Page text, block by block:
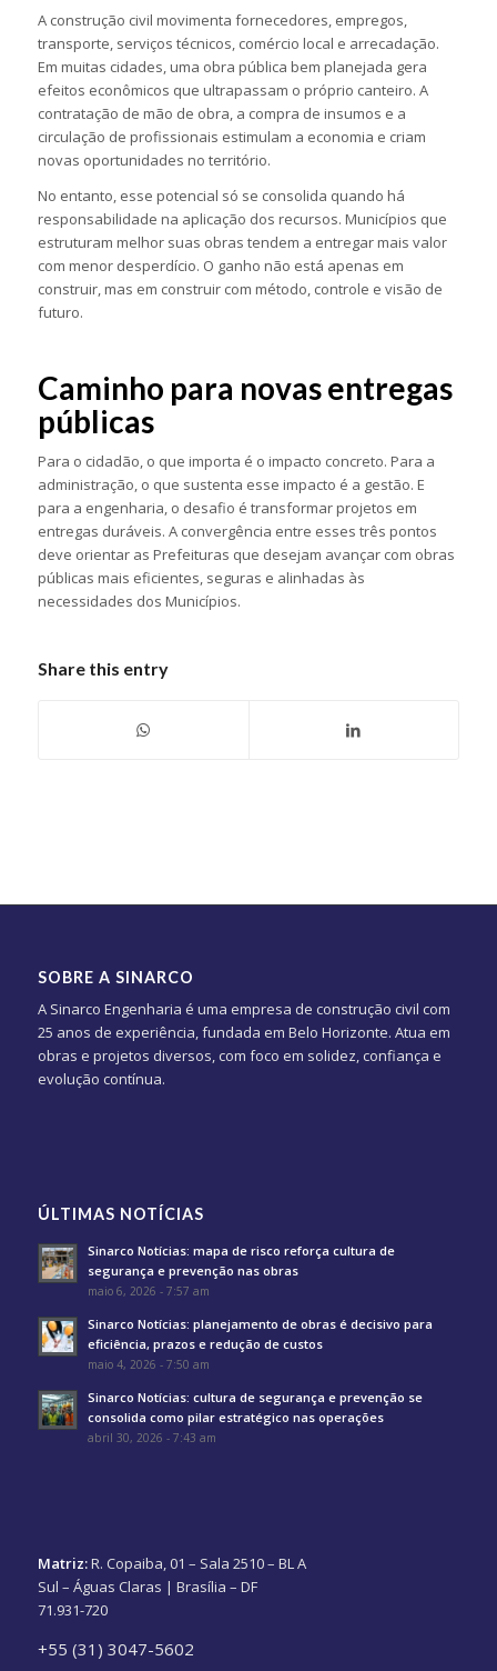
A construção civil movimenta fornecedores, empregos,
transporte, serviços técnicos, comércio local e arrecadação.
Em muitas cidades, uma obra pública bem planejada gera
efeitos econômicos que ultrapassam o próprio canteiro. A
contratação de mão de obra, a compra de insumos e a
circulação de profissionais estimulam a economia e criam
novas oportunidades no território.
No entanto, esse potencial só se consolida quando há
responsabilidade na aplicação dos recursos. Municípios que
estruturam melhor suas obras tendem a entregar mais valor
com menor desperdício. O ganho não está apenas em
construir, mas em construir com método, controle e visão de
futuro.
Caminho para novas entregas
públicas
Para o cidadão, o que importa é o impacto concreto. Para a
administração, o que sustenta esse impacto é a gestão. E
para a engenharia, o desafio é transformar projetos em
entregas duráveis. A convergência entre esses três pontos
deve orientar as Prefeituras que desejam avançar com obras
públicas mais eficientes, seguras e alinhadas às
necessidades dos Municípios.
Share this entry
SOBRE A SINARCO
A Sinarco Engenharia é uma empresa de construção civil com
25 anos de experiência, fundada em Belo Horizonte. Atua em
obras e projetos diversos, com foco em solidez, confiança e
evolução contínua.
ÚLTIMAS NOTÍCIAS
Sinarco Notícias: mapa de risco reforça cultura de
segurança e prevenção nas obras
maio 6, 2026 - 7:57 am
Sinarco Notícias: planejamento de obras é decisivo para
eficiência, prazos e redução de custos
maio 4, 2026 - 7:50 am
Sinarco Notícias: cultura de segurança e prevenção se
consolida como pilar estratégico nas operações
abril 30, 2026 - 7:43 am
Matriz:R. Copaiba, 01 – Sala 2510 – BL A
Sul – Águas Claras | Brasília – DF
71.931-720
+55 (31) 3047-5602